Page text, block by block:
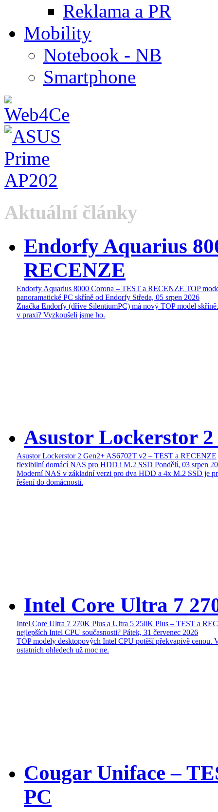
Reklama a PR
Mobility
Notebook - NB
Smartphone
Aktuální články
Endorfy Aquarius
RECENZE
Endorfy Aquarius 8000 Corona – TEST a RECENZE TOP
panoramatické PC skříně od Endorfy Středa, 05 srpen 2026
Značka Endorfy (dříve SilentiumPC) má nový TOP model
v praxi? Vyzkoušeli jsme ho.
Asustor Lockerstor
Asustor Lockerstor 2 Gen2+ AS6702T v2 – TEST a RECENZE
flexibilní domácí NAS pro HDD i M.2 SSD Pondělí, 03 srpen
Moderní NAS v základní verzi pro dva HDD a 4x M.2 SSD je
řešení do domácnosti.
Intel Core Ultra 7
Intel Core Ultra 7 270K Plus a Ultra 5 250K Plus – TEST a
nejlepších Intel CPU současnosti? Pátek, 31 červenec 2026
TOP modely desktopových Intel CPU potěší překvapivě cenou.
ostatních ohledech už moc ne.
Cougar Uniface –
PC